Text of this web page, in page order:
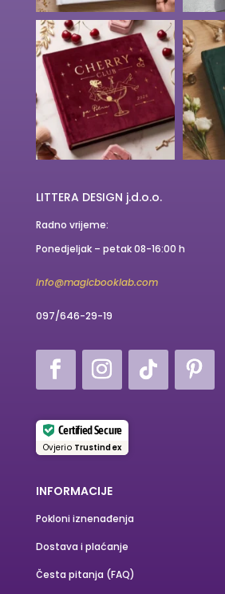
LITTERA DESIGN j.d.o.o.
Radno vrijeme:
Ponedjeljak – petak 08-16:00 h
info@magicbooklab.com
097/646-29-19
Certified Secure
Ovjerio Trustindex
INFORMACIJE
Pokloni iznenađenja
Dostava i plaćanje
Česta pitanja (FAQ)